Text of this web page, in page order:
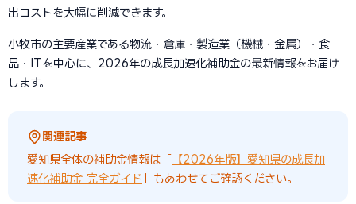
出コストを大幅に削減できます。
小牧市の主要産業である物流・倉庫・製造業（機械・金属）・食
品・ITを中心に、2026年の成長加速化補助金の最新情報をお届け
します。
関連記事
愛知県全体の補助金情報は「
【2026年版】愛知県の成長加
速化補助金 完全ガイド 」もあわせてご確認ください。